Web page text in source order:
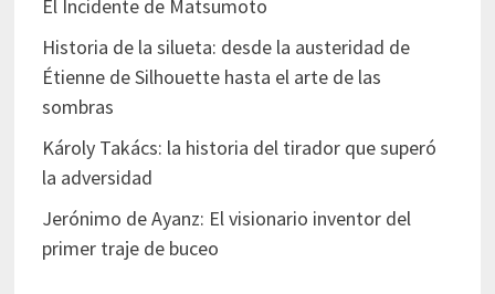
El Incidente de Matsumoto
Historia de la silueta: desde la austeridad de
Étienne de Silhouette hasta el arte de las
sombras
Károly Takács: la historia del tirador que superó
la adversidad
Jerónimo de Ayanz: El visionario inventor del
primer traje de buceo